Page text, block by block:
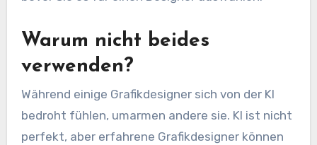
Warum nicht beides
verwenden?
Während einige Grafikdesigner sich von der KI
bedroht fühlen, umarmen andere sie. KI ist nicht
perfekt, aber erfahrene Grafikdesigner können